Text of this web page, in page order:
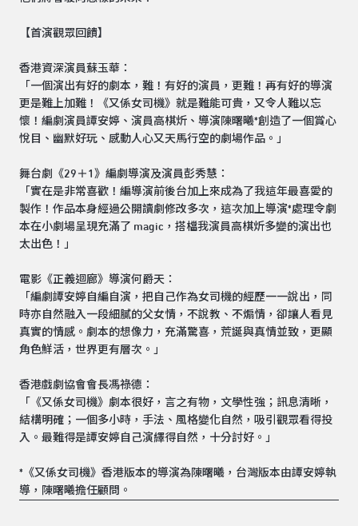
【首演觀眾回饋】
香港資深演員蘇玉華：
「一個演出有好的劇本，難！有好的演員，更難！再有好的導演
更是難上加難！《又係女司機》就是難能可貴，又令人難以忘
懷！編劇演員譚安婷、演員高棋炘、導演陳曙曦*創造了一個賞心
悅目、幽默好玩、感動人心又天馬行空的劇場作品。」
舞台劇《29＋1》編劇導演及演員彭秀慧：
「實在是非常喜歡！編導演前後台加上來成為了我這年最喜愛的
製作！作品本身經過公開讀劇修改多次，這次加上導演*處理令劇
本在小劇場呈現充滿了 magic，搭檔我演員高棋炘多變的演出也
太出色！」
電影《正義迴廊》導演何爵天：
「編劇譚安婷自編自演，把自己作為女司機的經歷一一說出，同
時亦自然融入一段細膩的父女情，不說教、不煽情，卻讓人看見
真實的情感。劇本的想像力，充滿驚喜，荒誕與真情並致，更顯
角色鮮活，世界更有層次。」
香港戲劇協會會長馮祿德：
「《又係女司機》劇本很好，言之有物，文學性強；訊息清晰，
結構明確；一個多小時，手法、風格變化自然，吸引觀眾看得投
入。最難得是譚安婷自己演繹得自然，十分討好。」
*《又係女司機》香港版本的導演為陳曙曦，台灣版本由譚安婷執
導，陳曙曦擔任顧問。